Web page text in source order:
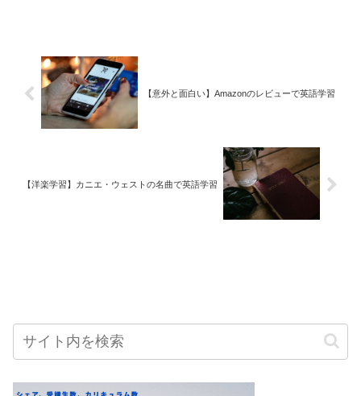
【意外と面白い】Amazonのレビューで英語学習
【洋楽学習】カニエ・ウェストの名曲で英語学習